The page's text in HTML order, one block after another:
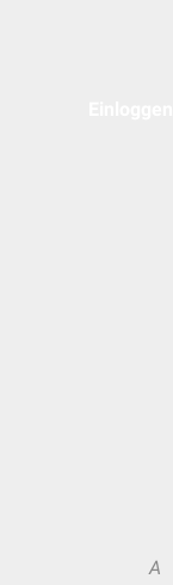
A